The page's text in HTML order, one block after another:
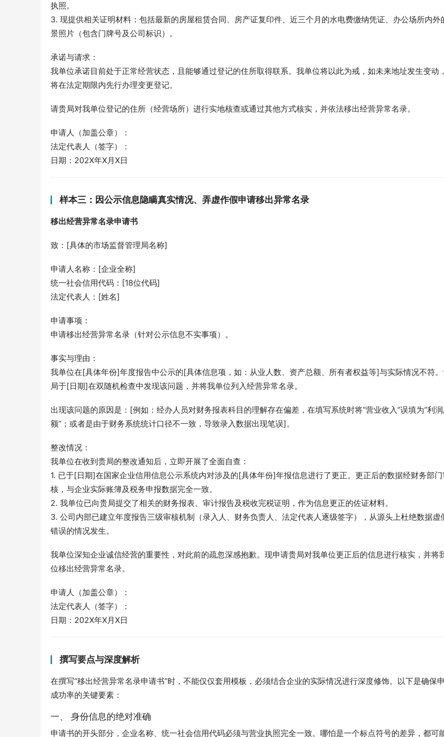
执照。
3. 现提供相关证明材料：包括最新的房屋租赁合同、房产证复印件、近三个月的水电费缴纳凭证、办公场所内外
景照片（包含门牌号及公司标识）。
承诺与请求：
我单位承诺目前处于正常经营状态，且能够通过登记的住所取得联系。我单位将以此为戒，如未来地址发生变动
将在法定期限内先行办理变更登记。
请贵局对我单位登记的住所（经营场所）进行实地核查或通过其他方式核实，并依法移出经营异常名录。
申请人（加盖公章）：
法定代表人（签字）：
日期：202X年X月X日
样本三：因公示信息隐瞒真实情况、弄虚作假申请移出异常名录
移出经营异常名录申请书
致：[具体的市场监督管理局名称]
申请人名称：[企业全称]
统一社会信用代码：[18位代码]
法定代表人：[姓名]
申请事项：
申请移出经营异常名录（针对公示信息不实事项）。
事实与理由：
我单位在[具体年份]年度报告中公示的[具体信息项，如：从业人数、资产总额、所有者权益等]与实际情况不符
局于[日期]在双随机检查中发现该问题，并将我单位列入经营异常名录。
出现该问题的原因是：[例如：经办人员对财务报表科目的理解存在偏差，在填写系统时将“营业收入”误填为“利
额”；或者是由于财务系统统计口径不一致，导致录入数据出现笔误]。
整改情况：
我单位在收到贵局的整改通知后，立即开展了全面自查：
1. 已于[日期]在国家企业信用信息公示系统内对涉及的[具体年份]年报信息进行了更正。更正后的数据经财务部
核，与企业实际账簿及税务申报数据完全一致。
2. 我单位已向贵局提交了相关的财务报表、审计报告及税收完税证明，作为信息更正的佐证材料。
3. 公司内部已建立年度报告三级审核机制（录入人、财务负责人、法定代表人逐级签字），从源头上杜绝数据虚
错误的情况发生。
我单位深知企业诚信经营的重要性，对此前的疏忽深感抱歉。现申请贵局对我单位更正后的信息进行核实，并将
位移出经营异常名录。
申请人（加盖公章）：
法定代表人（签字）：
日期：202X年X月X日
撰写要点与深度解析
在撰写“移出经营异常名录申请书”时，不能仅仅套用模板，必须结合企业的实际情况进行深度修饰。以下是确保
成功率的关键要素：
一、 身份信息的绝对准确
申请书的开头部分，企业名称、统一社会信用代码必须与营业执照完全一致。哪怕是一个标点符号的差异，都可